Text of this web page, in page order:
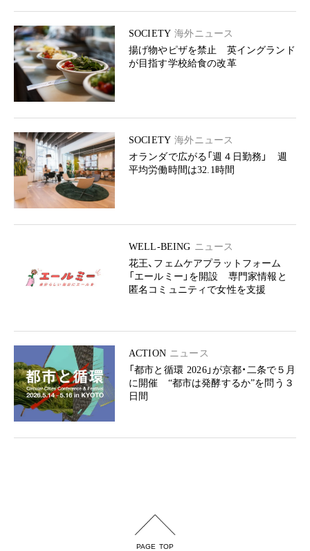
SOCIETY 海外ニュース
揚げ物やピザを禁止 英イングランド
が目指す学校給食の改革
SOCIETY 海外ニュース
オランダで広がる「週４日勤務」 週
平均労働時間は32.1時間
WELL-BEING ニュース
花王、フェムケアプラットフォーム
「エールミー」を開設 専門家情報と
匿名コミュニティで女性を支援
ACTION ニュース
「都市と循環 2026」が京都・二条で５月
に開催 “都市は発酵するか”を問う３
日間
PAGE TOP